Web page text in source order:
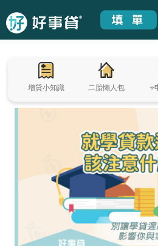
增貸小知識 二胎懶人包 ⭐